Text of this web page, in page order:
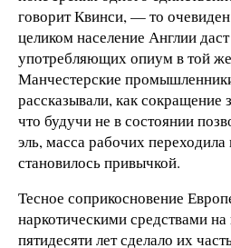
говорит Квинси, — то
целиком население Англии
употребляющих опиум в той
Манчестерские
рассказывали, как сокращение
что будучи не в состоянии
эль, масса рабочих
становилось привычкой.
Тесное соприкосновение
наркотическими средствами
пятидесяти лет сделало их